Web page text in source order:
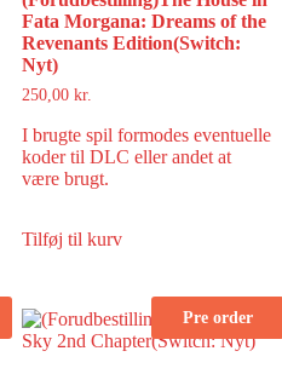
Fata Morgana: Dreams of the
Revenants Edition(Switch:
Nyt)
250,00 kr.
I brugte spil formodes eventuelle
koder til DLC eller andet at
være brugt.
Tilføj til kurv
Pre order